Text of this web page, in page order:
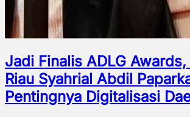
Jadi Finalis ADLG
Riau Syahrial Abdil
Pentingnya Digitalisasi